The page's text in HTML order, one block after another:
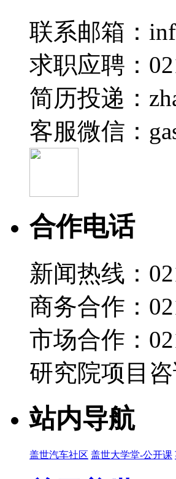
联系邮箱：
求职应聘：
简历投递：
客服微信：
合作电话
新闻热线：
商务合作：
市场合作：
研究院项目
站内导航
盖世汽车社区 盖世大学堂-公开课